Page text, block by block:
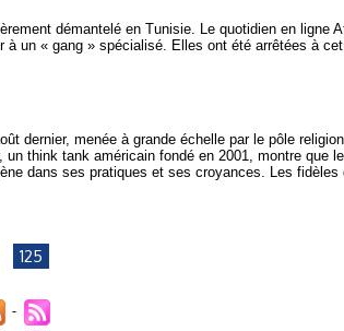
démantelé en Tunisie. Le quotidien en ligne
à un « gang » spécialisé. Elles ont été arrêtées à
dernier, menée à grande échelle par le pôle
un think tank américain fondé en 2001, montre que
dans ses pratiques et ses croyances. Les fidèles
125